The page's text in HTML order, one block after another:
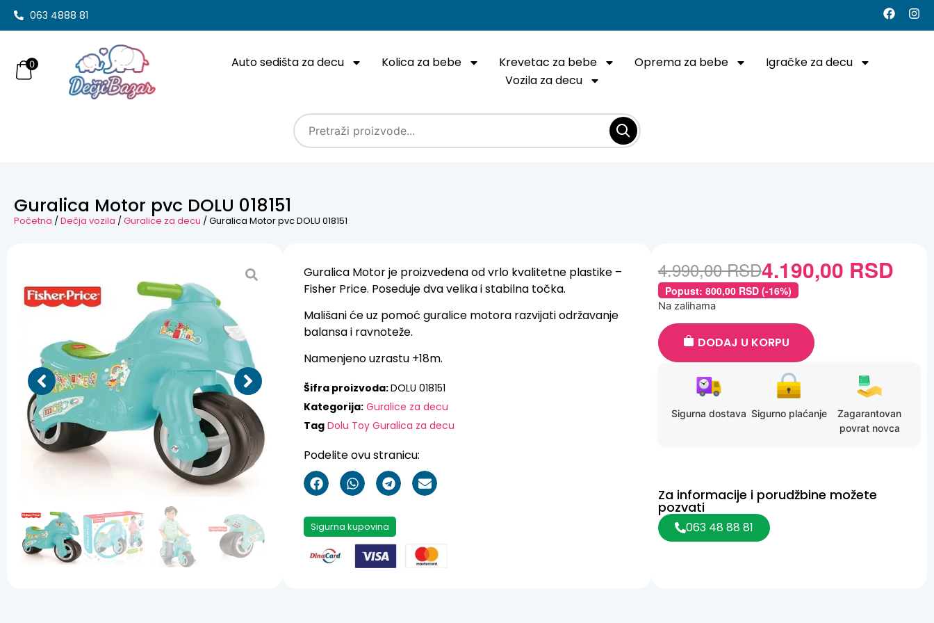
063 4888 81
Auto sedišta za decu Kolica za bebe Krevetac za bebe Oprema za bebe
Igračke za decu
Vozila za decu
0
Guralica Motor pvc DOLU 018151
Početna /Dečja vozila /Guralice za decu / Guralica Motor pvc DOLU 018151
Guralica Motor je proizvedena od vrlo kvalitetne plastike –
Fisher Price. Poseduje dva velika i stabilna točka.
Mališani će uz pomoć guralice motora razvijati održavanje
balansa i ravnoteže.
Namenjeno uzrastu +18m.
Šifra proizvoda:DOLU 018151
Kategorija: Guralice za decu
Tag Dolu Toy Guralica za decu
Podelite ovu stranicu:
Sigurna kupovina
4.990,00RSD4.190,00 RSD
Popust: 800,00 RSD (-16%)
Na zalihama
DODAJ U KORPU
Sigurna dostava Sigurno plaćanje
Zagarantovan
povrat novca
Za informacije i porudžbine možete
pozvati
063 48 88 81